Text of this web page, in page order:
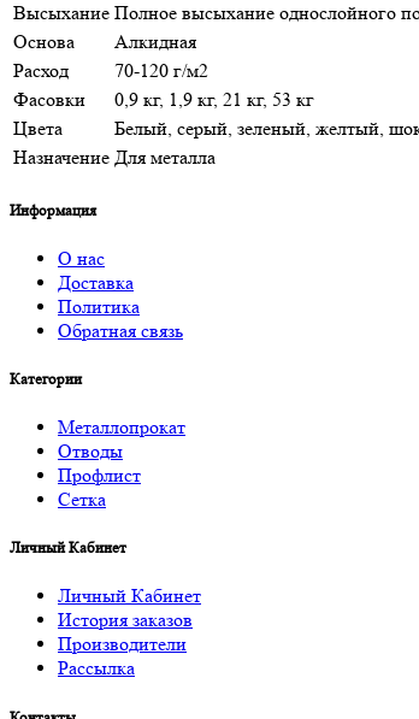
Высыхание Полное высыхание однослойного
Основа
Алкидная
Расход
70-120 г/м2
Фасовки
0,9 кг, 1,9 кг, 21 кг, 53 кг
Цвета
Белый, серый, зеленый, желтый,
Назначение Для металла
Информация
О нас
Доставка
Политика
Обратная связь
Категории
Металлопрокат
Отводы
Профлист
Сетка
Личный Кабинет
Личный Кабинет
История заказов
Производители
Рассылка